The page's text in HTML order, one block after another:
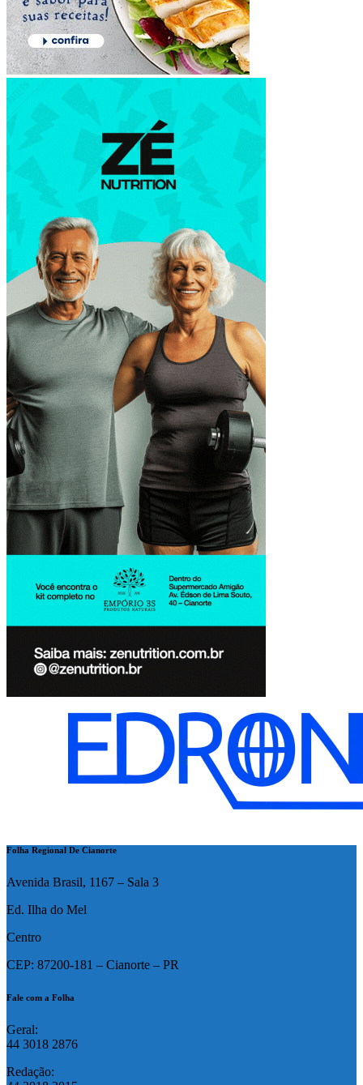
Folha Regional De Cianorte
Avenida Brasil, 1167 – Sala 3
Ed. Ilha do Mel
Centro
CEP: 87200-181 – Cianorte – PR
Fale com a Folha
Geral:
44 3018 2876
Redação: